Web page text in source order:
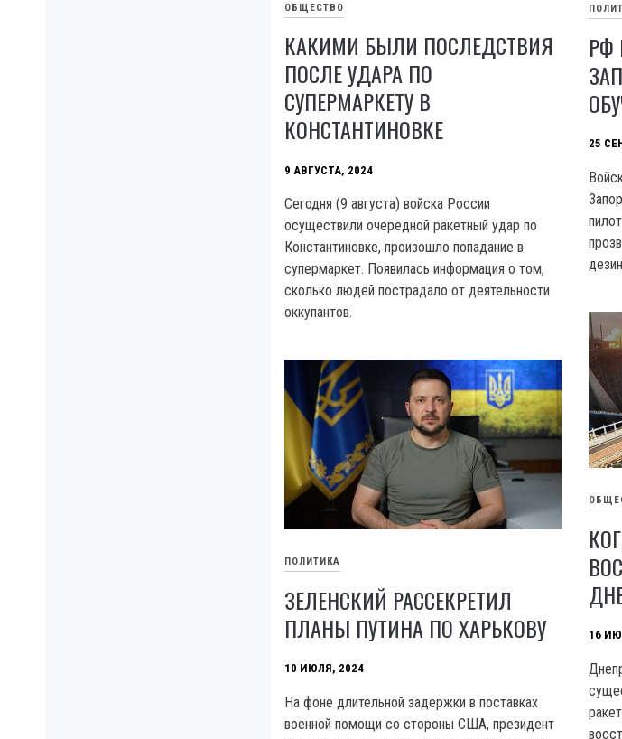
РФ
25
ОБЩЕСТВО
КАКИМИ БЫЛИ ПОСЛЕДСТВИЯ
ПОСЛЕ УДАРА ПО
СУПЕРМАРКЕТУ В
КОНСТАНТИНОВКЕ
9 АВГУСТА, 2024
Сегодня (9 августа) войска России
осуществили очередной ракетный удар по
Константиновке, произошло попадание в
супермаркет. Появилась информация о том,
сколько людей пострадало от деятельности
оккупантов.
16
ПОЛИТИКА
ЗЕЛЕНСКИЙ РАССЕКРЕТИЛ
ПЛАНЫ ПУТИНА ПО ХАРЬКОВУ
10 ИЮЛЯ, 2024
На фоне длительной задержки в поставках
военной помощи со стороны США, президент